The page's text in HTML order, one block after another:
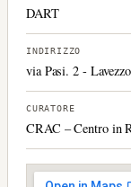
DART
INDIRIZZO
via Pasi. 2 -
CURATORE
CRAC – Centro in